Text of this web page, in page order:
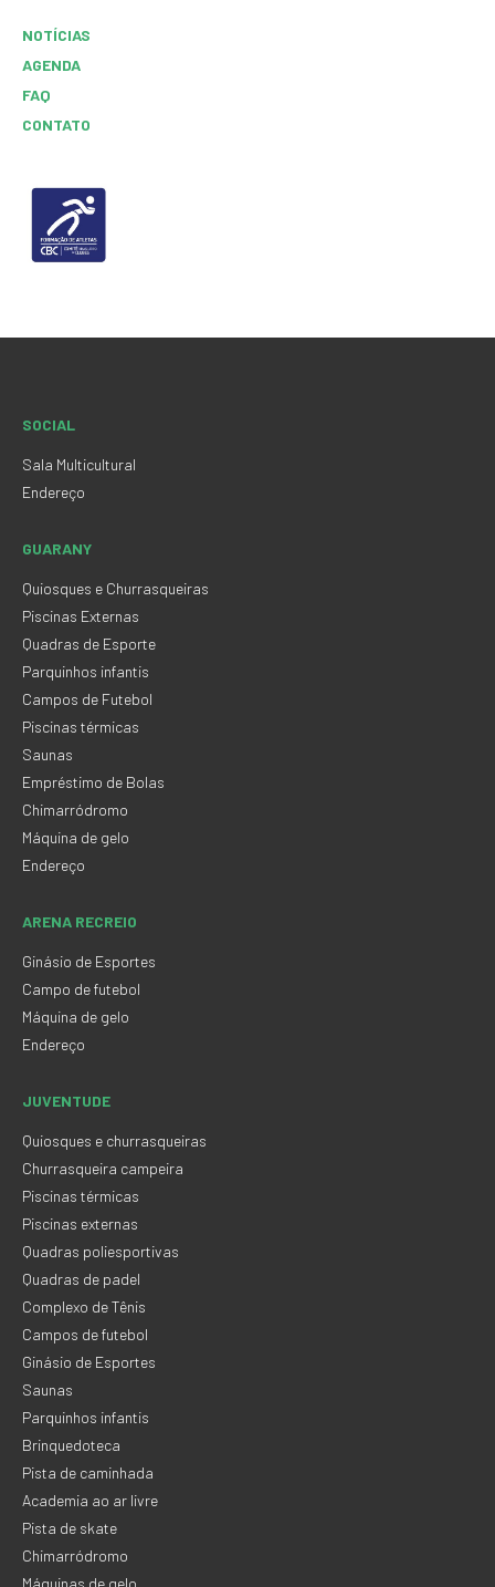
NOTÍCIAS
AGENDA
FAQ
CONTATO
SOCIAL
Sala Multicultural
Endereço
GUARANY
Quiosques e Churrasqueiras
Piscinas Externas
Quadras de Esporte
Parquinhos infantis
Campos de Futebol
Piscinas térmicas
Saunas
Empréstimo de Bolas
Chimarródromo
Máquina de gelo
Endereço
ARENA RECREIO
Ginásio de Esportes
Campo de futebol
Máquina de gelo
Endereço
JUVENTUDE
Quiosques e churrasqueiras
Churrasqueira campeira
Piscinas térmicas
Piscinas externas
Quadras poliesportivas
Quadras de padel
Complexo de Tênis
Campos de futebol
Ginásio de Esportes
Saunas
Parquinhos infantis
Brinquedoteca
Pista de caminhada
Academia ao ar livre
Pista de skate
Chimarródromo
Máquinas de gelo